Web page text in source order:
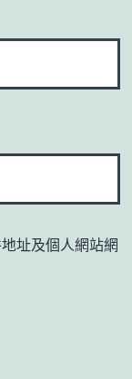
址及個人網站網